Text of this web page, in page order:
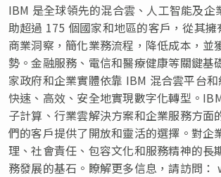
IBM 是全球領先的混合雲、人工智能及企
助超過 175 個國家和地區的客戶，從其擁
商業洞察，簡化業務流程，降低成本，並
勢。金融服務、電信和醫療健康等關鍵基
家政府和企業實體依靠 IBM 混合雲平台
快速、高效、安全地實現數字化轉型。
子計算、行業雲解決方案和企業服務方面
們的客戶提供了開放和靈活的選擇。對企
理、社會責任、包容文化和服務精神的長
務發展的基石。瞭解更多信息，請訪問